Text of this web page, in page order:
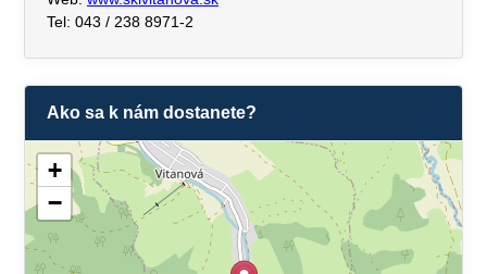
Tel: 043 / 238 8971-2
Ako sa k nám dostanete?
+
−